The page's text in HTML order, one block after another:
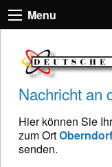
Menu
Nachricht an
Hier können Sie
zum OrtOberndorf
senden.